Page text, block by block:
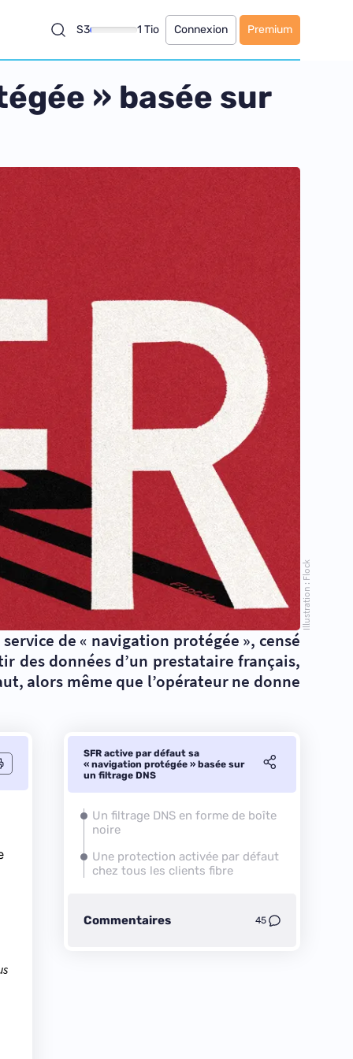
S3 1 Tio Connexion Premium
» basée sur
Illustration : Flock
de « navigation protégée », censé
des données d’un prestataire français,
alors même que l’opérateur ne donne
SFR active par défaut sa
« navigation protégée » basée sur
un filtrage DNS
Un filtrage DNS en forme de boîte
noire
Une protection activée par défaut
chez tous les clients fibre
Commentaires 45